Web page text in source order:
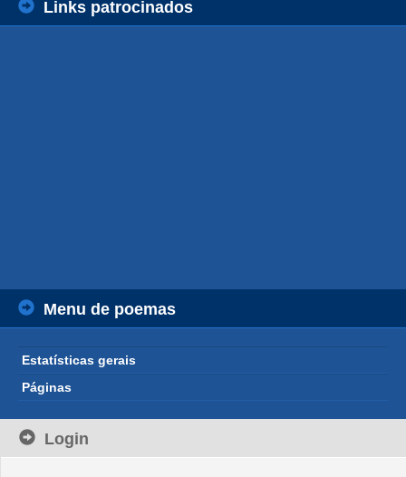
Links patrocinados
Menu de poemas
Estatísticas gerais
Páginas
Login